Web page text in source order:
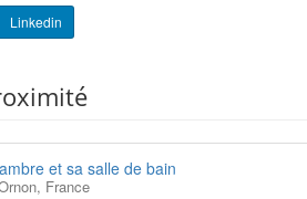
Linkedin
et sa salle de bain
France